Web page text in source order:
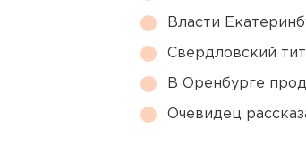
Власти
Свердловский
В Оренбурге
Очевидец